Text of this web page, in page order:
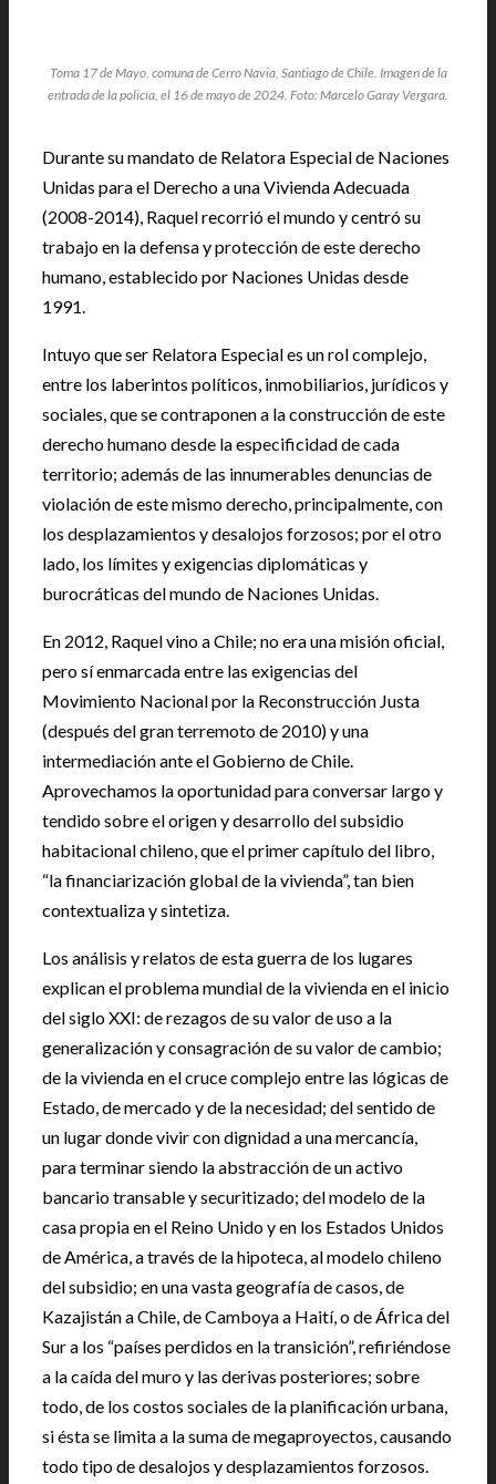
Toma 17 de Mayo, comuna de Cerro Navia, Santiago de Chile. Imagen de la
entrada de la policía, el 16 de mayo de 2024. Foto: Marcelo Garay Vergara.
Durante su mandato de Relatora Especial de Naciones
Unidas para el Derecho a una Vivienda Adecuada
(2008-2014), Raquel recorrió el mundo y centró su
trabajo en la defensa y protección de este derecho
humano, establecido por Naciones Unidas desde
1991.
Intuyo que ser Relatora Especial es un rol complejo,
entre los laberintos políticos, inmobiliarios, jurídicos y
sociales, que se contraponen a la construcción de este
derecho humano desde la especificidad de cada
territorio; además de las innumerables denuncias de
violación de este mismo derecho, principalmente, con
los desplazamientos y desalojos forzosos; por el otro
lado, los límites y exigencias diplomáticas y
burocráticas del mundo de Naciones Unidas.
En 2012, Raquel vino a Chile; no era una misión oficial,
pero sí enmarcada entre las exigencias del
Movimiento Nacional por la Reconstrucción Justa
(después del gran terremoto de 2010) y una
intermediación ante el Gobierno de Chile.
Aprovechamos la oportunidad para conversar largo y
tendido sobre el origen y desarrollo del subsidio
habitacional chileno, que el primer capítulo del libro,
“la financiarización global de la vivienda”, tan bien
contextualiza y sintetiza.
Los análisis y relatos de esta guerra de los lugares
explican el problema mundial de la vivienda en el inicio
del siglo XXI: de rezagos de su valor de uso a la
generalización y consagración de su valor de cambio;
de la vivienda en el cruce complejo entre las lógicas de
Estado, de mercado y de la necesidad; del sentido de
un lugar donde vivir con dignidad a una mercancía,
para terminar siendo la abstracción de un activo
bancario transable y securitizado; del modelo de la
casa propia en el Reino Unido y en los Estados Unidos
de América, a través de la hipoteca, al modelo chileno
del subsidio; en una vasta geografía de casos, de
Kazajistán a Chile, de Camboya a Haití, o de África del
Sur a los “países perdidos en la transición”, refiriéndose
a la caída del muro y las derivas posteriores; sobre
todo, de los costos sociales de la planificación urbana,
si ésta se limita a la suma de megaproyectos, causando
todo tipo de desalojos y desplazamientos forzosos.